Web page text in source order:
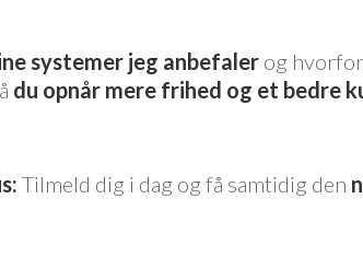
systemer jeg anbefaler og
du opnår mere frihed og et bedre
Tilmeld dig i dag og få samtidig den